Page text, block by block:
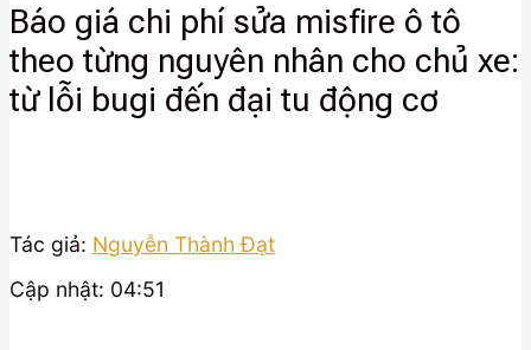
Báo giá chi phí sửa misfire ô tô
theo từng nguyên nhân cho chủ xe:
từ lỗi bugi đến đại tu động cơ
Tác giả: Nguyễn Thành Đạt
Cập nhật: 04:51